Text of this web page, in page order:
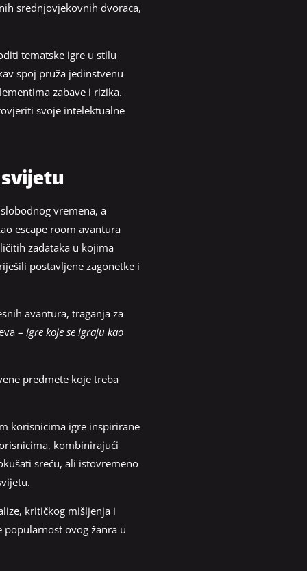
srednjovjekovnih dvoraca,
tematske igre u stilu
spoj pruža jedinstvenu
zabave i rizika.
svoje intelektualne
vremena, a
escape room avantura
zadataka u kojima
postavljene zagonetke i
avantura, traganja za
– igre koje se igraju kao
predmete koje treba
korisnicima igre inspirirane
kombinirajući
sreću, ali istovremeno
kritičkog mišljenja i
ovog žanra u